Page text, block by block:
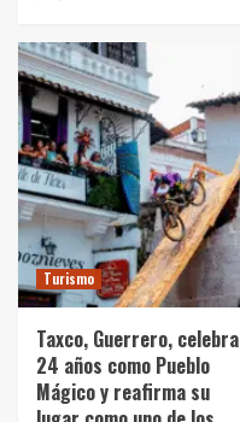
Turismo
Taxco, Guerrero, celebra
24 años como Pueblo
Mágico y reafirma su